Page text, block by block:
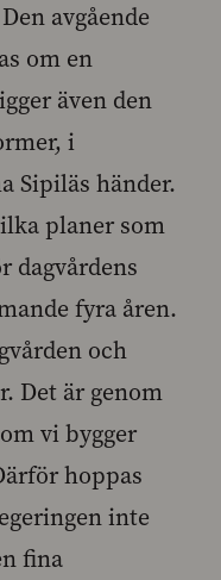
avgående
om en
även den
i
Sipiläs händer.
planer som
dagvårdens
fyra åren.
och
Det är genom
vi bygger
hoppas
inte
fina